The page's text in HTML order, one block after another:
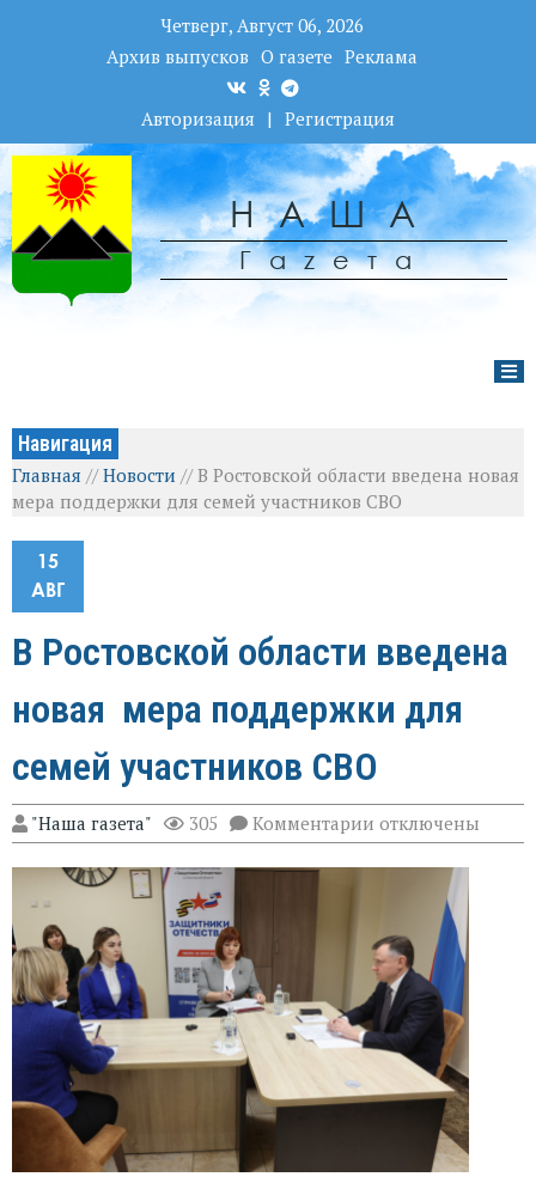
Четверг, Август 06, 2026
Архив выпусков О газете Реклама
Авторизация | Регистрация
НАША
Гаzета
Навигация
Главная //Новости //В Ростовской области введена новая
мера поддержки для семей участников СВО
15
АВГ
В Ростовской области введена
новая мера поддержки для
семей участников СВО
"Наша газета" 305 Комментарии к
записи
В
Ростовской
введена
новая
мера
поддержки
для
семей
участников
СВО
отключены